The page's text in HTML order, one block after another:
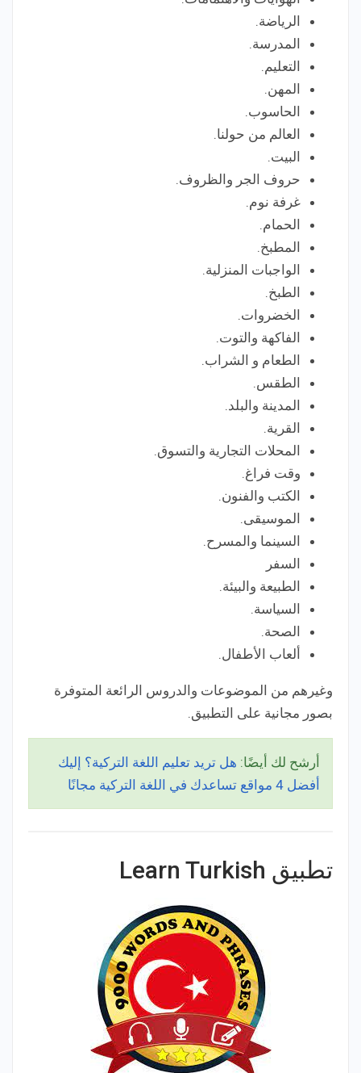
الرياضة.
المدرسة.
التعليم.
المهن.
الحاسوب.
العالم من حولنا.
البيت.
حروف الجر والظروف.
غرفة نوم.
الحمام.
المطبخ.
الواجبات المنزلية.
الطبخ.
الخضروات.
الفاكهة والتوت.
الطعام و الشراب.
الطقس.
المدينة والبلد.
القرية.
المحلات التجارية والتسوق.
وقت فراغ.
الكتب والفنون.
الموسيقى.
السينما والمسرح.
السفر
الطبيعة والبيئة.
السياسة.
الصحة.
ألعاب الأطفال.
وغيرهم من الموضوعات والدروس الرائعة المتوفرة
بصور مجانية على التطبيق.
أرشح لك أيضًا: هل تريد تعليم اللغة التركية؟ إليك
أفضل 4 مواقع تساعدك في اللغة التركية مجانًا
تطبيق Learn Turkish